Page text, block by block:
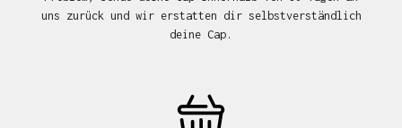
uns zurück und wir erstatten dir selbstverständlich
deine Cap.